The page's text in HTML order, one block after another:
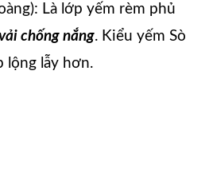
Là lớp yếm rèm phủ
chống nắng. Kiểu yếm Sò
lộng lẫy hơn.